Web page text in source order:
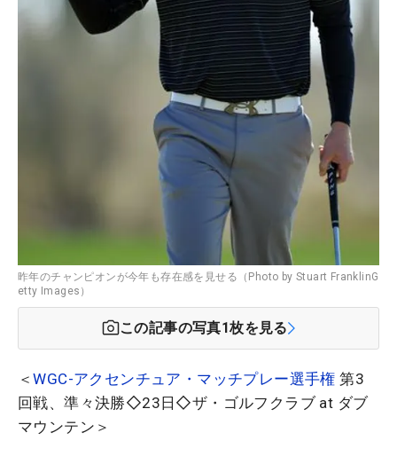
昨年のチャンピオンが今年も存在感を見せる（Photo by Stuart FranklinG
etty Images）
この記事の写真1枚を見る
＜WGC-アクセンチュア・マッチプレー選手権 第3
回戦、準々決勝◇23日◇ザ・ゴルフクラブ at ダブ
マウンテン＞